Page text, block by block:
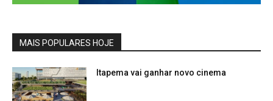
MAIS POPULARES HOJE
Itapema vai ganhar novo cinema